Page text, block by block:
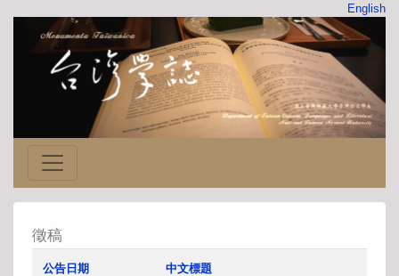
English
徵稿
公告日期 中文標題